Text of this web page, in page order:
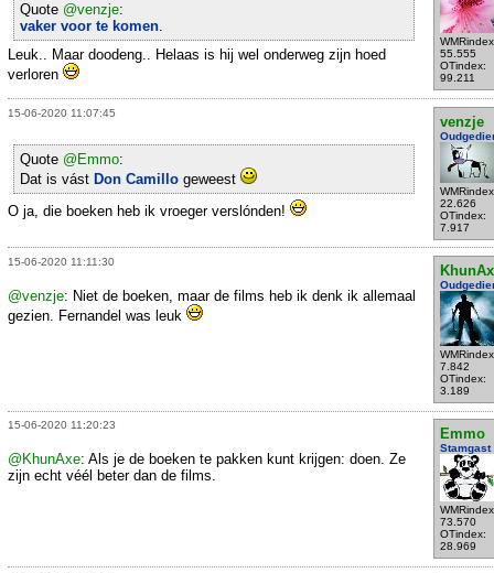
55.555
OTindex:
99.211
Quote @venzje:
vaker voor te komen.
Leuk.. Maar doodeng.. Helaas is hij wel onderweg zijn hoed
verloren
15-06-2020 11:07:45
venzje
22.626
OTindex:
7.917
Quote @Emmo:
Dat is vást Don Camillo geweest
O ja, die boeken heb ik vroeger verslónden!
15-06-2020 11:11:30
7.842
OTindex:
3.189
@venzje: Niet de boeken, maar de films heb ik denk ik allemaal
gezien. Fernandel was leuk
15-06-2020 11:20:23
Emmo
Stamgast
73.570
OTindex:
28.969
@KhunAxe: Als je de boeken te pakken kunt krijgen: doen. Ze
zijn echt véél beter dan de films.